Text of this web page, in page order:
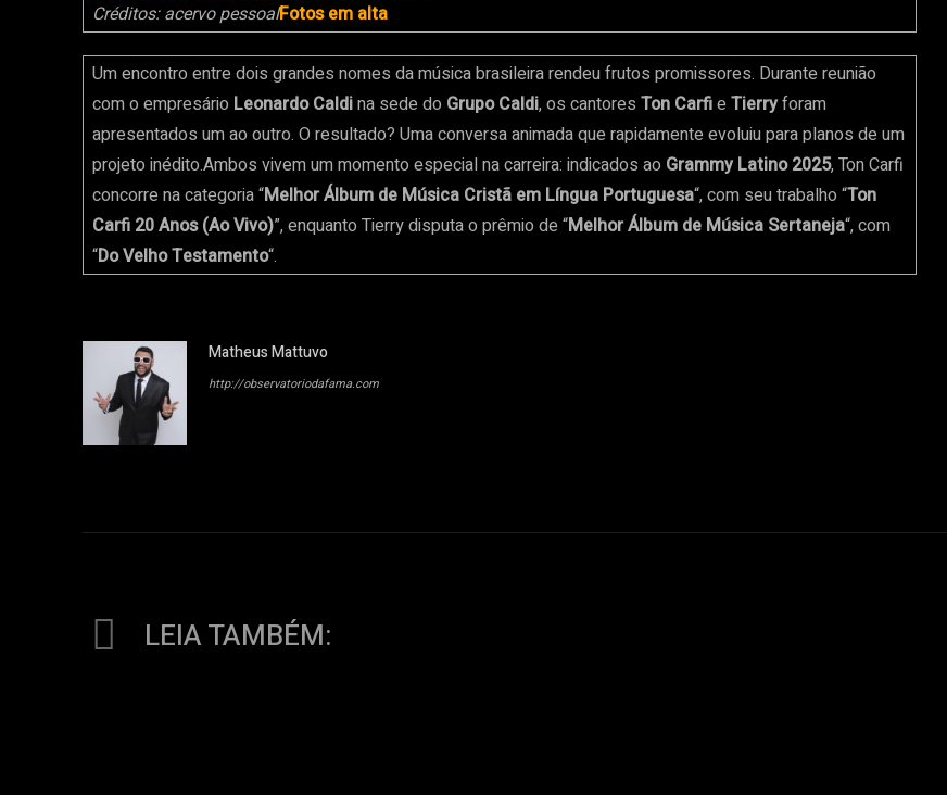
Créditos: acervo pessoalFotos em alta
Um encontro entre dois grandes nomes da música brasileira rendeu frutos promissores. Durante reunião
com o empresário Leonardo Caldina sede do Grupo Caldi, os cantores Ton Carfie Tierryforam
apresentados um ao outro. O resultado? Uma conversa animada que rapidamente evoluiu para planos de um
projeto inédito.Ambos vivem um momento especial na carreira: indicados ao Grammy Latino 2025, Ton Carfi
concorre na categoria “Melhor Álbum de Música Cristã em Língua Portuguesa“, com seu trabalho “Ton
Carfi 20 Anos (Ao Vivo)”, enquanto Tierry disputa o prêmio de “Melhor Álbum de Música Sertaneja“, com
“Do Velho Testamento“.
Matheus Mattuvo
http://observatoriodafama.com
LEIA TAMBÉM: